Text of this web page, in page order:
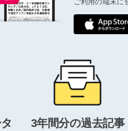
3年間分の過去記事